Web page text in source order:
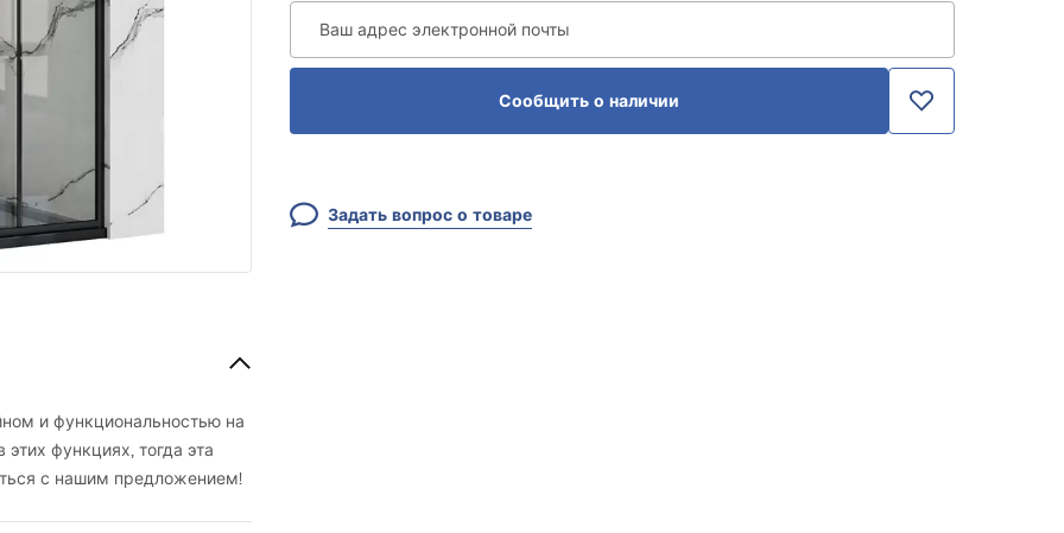
Ваш адрес электронной почты
Сообщить о наличии
Задать вопрос о товаре
и функциональностью на
функциях, тогда эта
с нашим предложением!